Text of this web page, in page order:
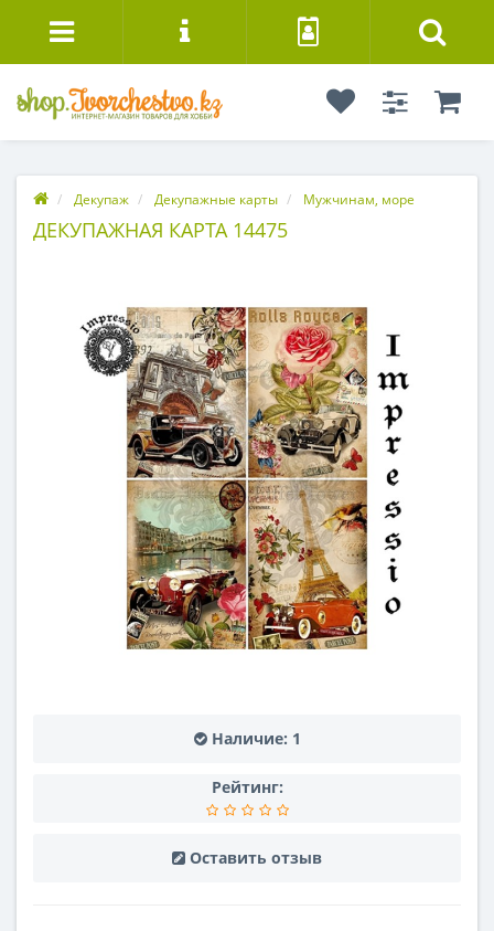
Декупаж Декупажные карты Мужчинам, море
ДЕКУПАЖНАЯ КАРТА 14475
Наличие: 1
Рейтинг:
Оставить отзыв